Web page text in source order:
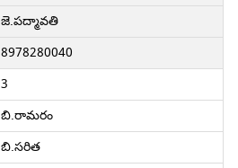
జె.పద్మావతి
8978280040
3
బి.రామరం
బి.సరిత